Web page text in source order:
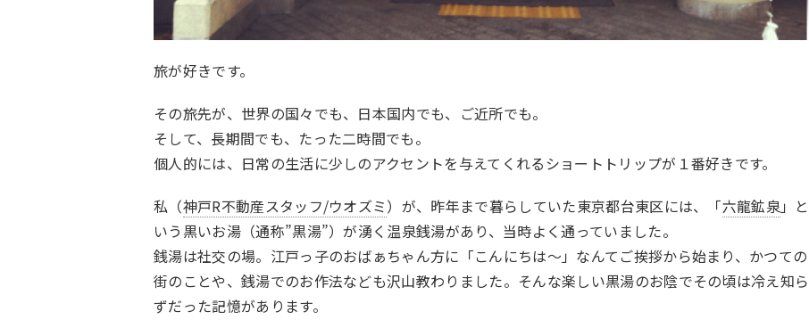
旅が好きです。
その旅先が、世界の国々でも、日本国内でも、ご近所でも。
そして、長期間でも、たった二時間でも。
個人的には、日常の生活に少しのアクセントを与えてくれるショートトリップが１番好きです。
私（神戸R不動産スタッフ/ウオズミ）が、昨年まで暮らしていた東京都台東区には、「六龍鉱泉 」と
いう黒いお湯（通称”黒湯”）が湧く温泉銭湯があり、当時よく通っていました。
銭湯は社交の場。江戸っ子のおばぁちゃん方に「こんにちは～」なんてご挨拶から始まり、かつての
街のことや、銭湯でのお作法なども沢山教わりました。そんな楽しい黒湯のお陰でその頃は冷え知ら
ずだった記憶があります。